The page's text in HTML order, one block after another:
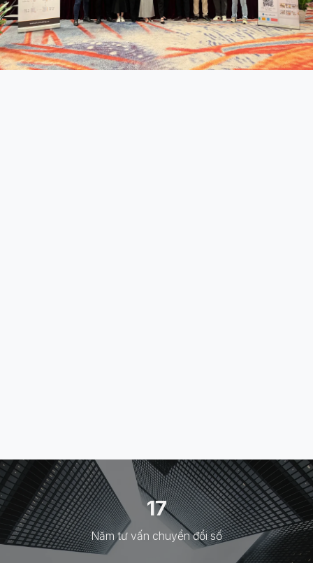
17
Năm tư vấn chuyển đổi số